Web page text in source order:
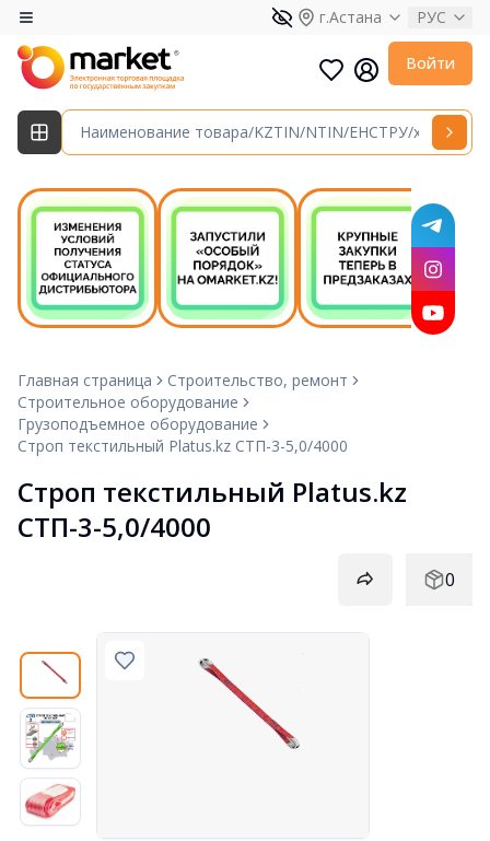
г.Астана РУС
Войти
Главная страница
Строительство, ремонт
Строительное оборудование
Грузоподъемное оборудование
Строп текстильный Platus.kz СТП-3-5,0/4000
Строп текстильный Platus.kz
СТП-3-5,0/4000
0